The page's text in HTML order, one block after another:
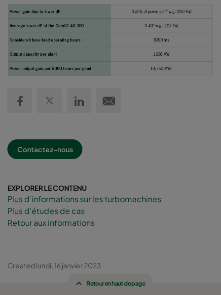
Contactez-nous
EXPLORER LE CONTENU
Plus d’informations sur les turbomachines
Plus d'études de cas
Retour aux informations
Created lundi, 16 janvier 2023
Retour en haut de page